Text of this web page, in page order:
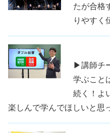
たが合格
りやすく
▶講師チ
学ぶこと
続く！よ
楽しんで学んでほしいと思